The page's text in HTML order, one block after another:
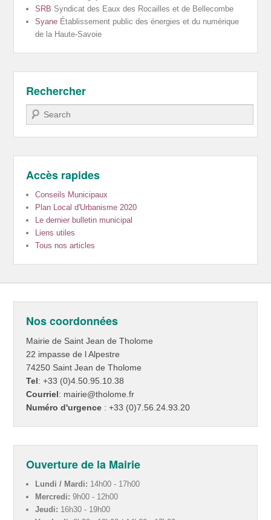
SRB Syndicat des Eaux des Rocailles et de Bellecombe
Syane Établissement public des énergies et du numérique
de la Haute-Savoie
Rechercher
Recherche
Accès rapides
Conseils Municipaux
Plan Local d'Urbanisme 2020
Le dernier bulletin municipal
Liens utiles
Tous nos articles
Nos coordonnées
Mairie de Saint Jean de Tholome
22 impasse de l Alpestre
74250 Saint Jean de Tholome
Tel: +33 (0)4.50.95.10.38
Courriel: mairie@tholome.fr
Numéro d'urgence : +33 (0)7.56.24.93.20
Ouverture de la Mairie
Lundi / Mardi: 14h00 - 17h00
Mercredi: 9h00 - 12h00
Jeudi: 16h30 - 19h00